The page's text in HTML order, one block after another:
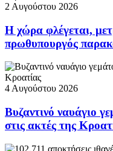
2 Αυγούστου 2026
Η χώρα φλέγεται,
πρωθυπουργός
4 Αυγούστου 2026
Βυζαντινό ναυάγιο
στις ακτές της